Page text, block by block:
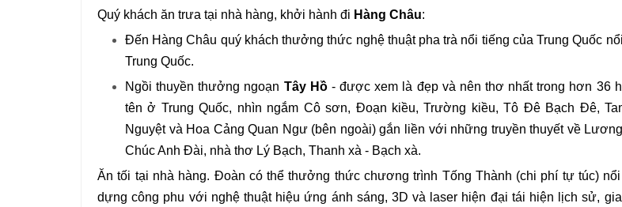
Quý khách ăn trưa tại nhà hàng, khởi hành đi Hàng Châu:
Đến Hàng Châu quý khách thưởng thức nghệ thuật pha trà nổi tiếng của Trung Quốc
Trung Quốc.
Ngồi thuyền thưởng ngoạn Tây Hồ- được xem là đẹp và nên thơ nhất trong hơn 36
tên ở Trung Quốc, nhìn ngắm Cô sơn, Đoạn kiều, Trường kiều, Tô Đê Bạch Đê,
Nguyệt và Hoa Cảng Quan Ngư (bên ngoài) gắn liền với những truyền thuyết về
Chúc Anh Đài, nhà thơ Lý Bạch, Thanh xà - Bạch xà.
Ăn tối tại nhà hàng. Đoàn có thể thưởng thức chương trình Tống Thành (chi phí tự túc)
dựng công phu với nghệ thuật hiệu ứng ánh sáng, 3D và laser hiện đại tái hiện lịch sử,